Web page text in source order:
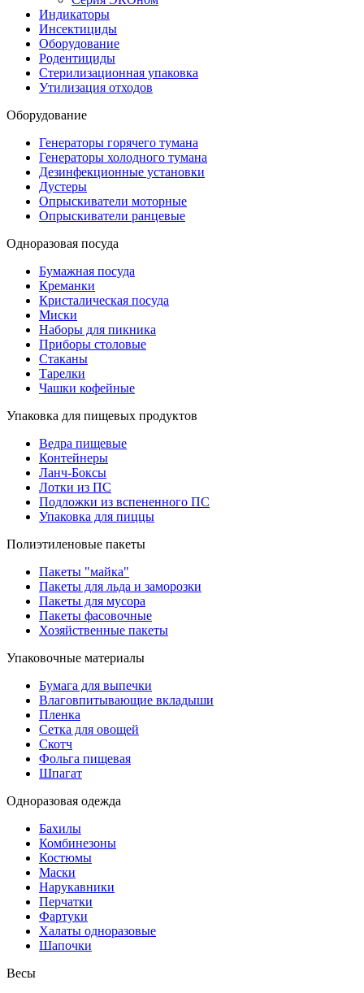
Индикаторы
Инсектициды
Оборудование
Родентициды
Стерилизационная упаковка
Утилизация отходов
Оборудование
Генераторы горячего тумана
Генераторы холодного тумана
Дезинфекционные установки
Дустеры
Опрыскиватели моторные
Опрыскиватели ранцевые
Одноразовая посуда
Бумажная посуда
Креманки
Кристалическая посуда
Миски
Наборы для пикника
Приборы столовые
Стаканы
Тарелки
Чашки кофейные
Упаковка для пищевых продуктов
Ведра пищевые
Контейнеры
Ланч-Боксы
Лотки из ПС
Подложки из вспененного ПС
Упаковка для пиццы
Полиэтиленовые пакеты
Пакеты "майка"
Пакеты для льда и заморозки
Пакеты для мусора
Пакеты фасовочные
Хозяйственные пакеты
Упаковочные материалы
Бумага для выпечки
Влаговпитывающие вкладыши
Пленка
Сетка для овощей
Скотч
Фольга пищевая
Шпагат
Одноразовая одежда
Бахилы
Комбинезоны
Костюмы
Маски
Нарукавники
Перчатки
Фартуки
Халаты одноразовые
Шапочки
Весы